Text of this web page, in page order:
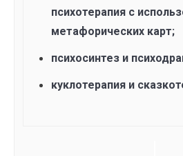
психотерапия с
метафорических карт;
психосинтез и
куклотерапия и